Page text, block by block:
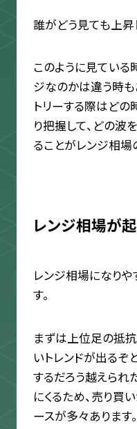
誰がどう見ても上昇
このように見ている
ジなのかは違う時
トリーする際はど
り把握して、どの波
ることがレンジ相場
レンジ相場が
レンジ相場になり
す。
まずは上位足の抵
いトレンドが出るぞ
するだろう越えら
にくるため、売り買
ースが多々あります。